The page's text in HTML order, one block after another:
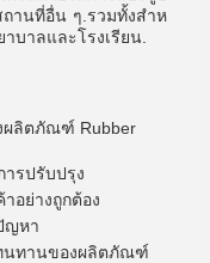
ถานที่อื่น ๆ.รวมทั้งสําห
บาลและโรงเรียน.
ผลิตภัณฑ์ Rubber
ารปรับปรุง
อย่างถูกต้อง
ญหา
นทานของผลิตภัณฑ์